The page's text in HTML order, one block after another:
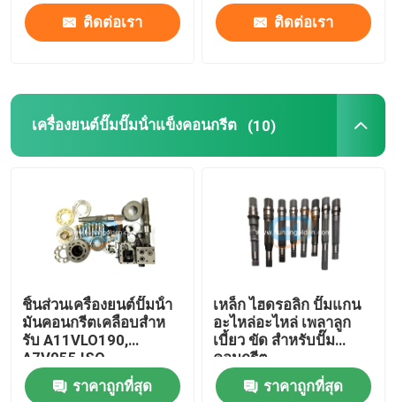
ติดต่อเรา ติดต่อเรา
เครื่องยนต์ปั๊มปั๊มน้ําแข็งคอนกรีต (10)
ชิ้นส่วนเครื่องยนต์ปั๊มน้ํา
มันคอนกรีตเคลือบสําห
รับ A11VLO190,
A7V055 ISO
ราคาถูกที่สุด
เหล็ก ไฮดรอลิก ปั๊มแกน
อะไหล่อะไหล่ เพลาลูก
เบี้ยว ขัด สําหรับปั๊ม
คอนกรีต
ราคาถูกที่สุด